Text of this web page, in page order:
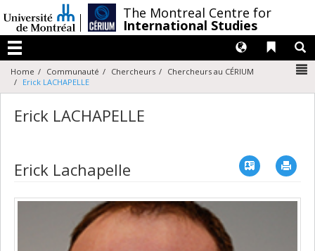
au
contenu
The Montreal Centre for
International Studies
Menu
Liens
Langues
Home Communauté Chercheurs
Chercheurs au CÉRIUM
Erick LACHAPELLE
Erick LACHAPELLE
Erick Lachapelle Vcard